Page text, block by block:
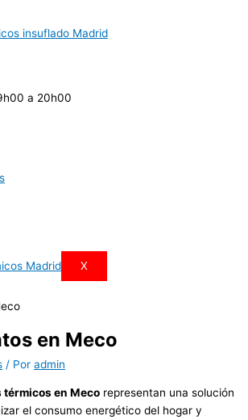
a 20h00
X
en Meco
/ Poradmin
térmicos en Meco representan una solución
el consumo energético del hogar y